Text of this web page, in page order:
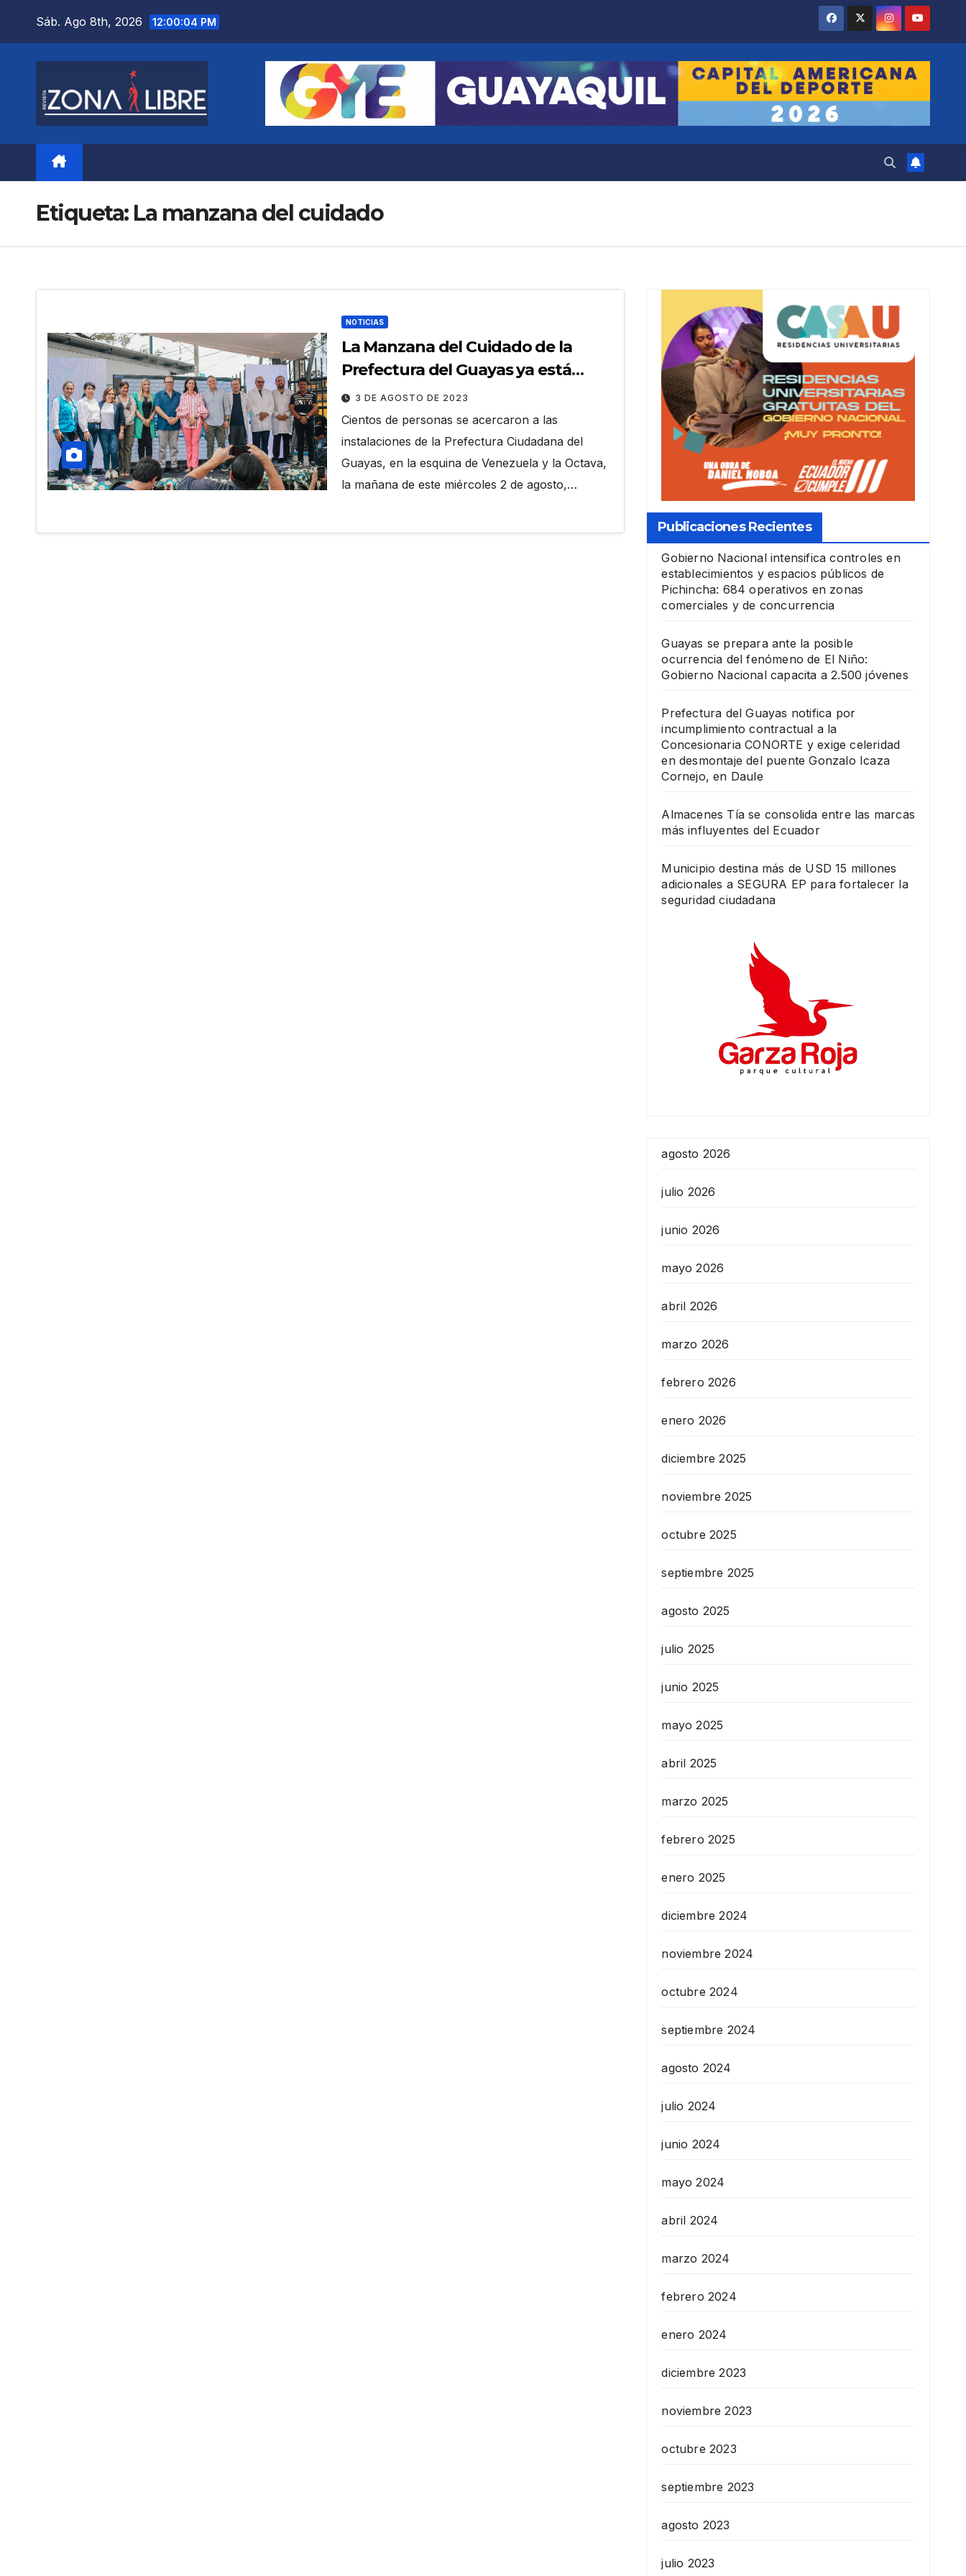
Sáb. Ago 8th, 2026 12:00:05 PM
Etiqueta: La manzana del cuidado
NOTICIAS
La Manzana del Cuidado de la
Prefectura del Guayas ya está
operativa en Guayaquil
3 DE AGOSTO DE 2023
Cientos de personas se acercaron a las
instalaciones de la Prefectura Ciudadana del
Guayas, en la esquina de Venezuela y la Octava,
la mañana de este miércoles 2 de agosto,…
Publicaciones Recientes
Gobierno Nacional intensifica controles en
establecimientos y espacios públicos de
Pichincha: 684 operativos en zonas
comerciales y de concurrencia
Guayas se prepara ante la posible
ocurrencia del fenómeno de El Niño:
Gobierno Nacional capacita a 2.500 jóvenes
Prefectura del Guayas notifica por
incumplimiento contractual a la
Concesionaria CONORTE y exige celeridad
en desmontaje del puente Gonzalo Icaza
Cornejo, en Daule
Almacenes Tía se consolida entre las marcas
más influyentes del Ecuador
Municipio destina más de USD 15 millones
adicionales a SEGURA EP para fortalecer la
seguridad ciudadana
agosto 2026
julio 2026
junio 2026
mayo 2026
abril 2026
marzo 2026
febrero 2026
enero 2026
diciembre 2025
noviembre 2025
octubre 2025
septiembre 2025
agosto 2025
julio 2025
junio 2025
mayo 2025
abril 2025
marzo 2025
febrero 2025
enero 2025
diciembre 2024
noviembre 2024
octubre 2024
septiembre 2024
agosto 2024
julio 2024
junio 2024
mayo 2024
abril 2024
marzo 2024
febrero 2024
enero 2024
diciembre 2023
noviembre 2023
octubre 2023
septiembre 2023
agosto 2023
julio 2023